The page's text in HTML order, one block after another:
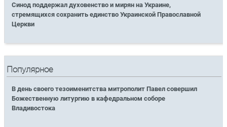
Синод поддержал духовенство и мирян на Украине,
стремящихся сохранить единство Украинской Православной
Церкви
Популярное
В день своего тезоименитства митрополит Павел совершил
Божественную литургию в кафедральном соборе
Владивостока